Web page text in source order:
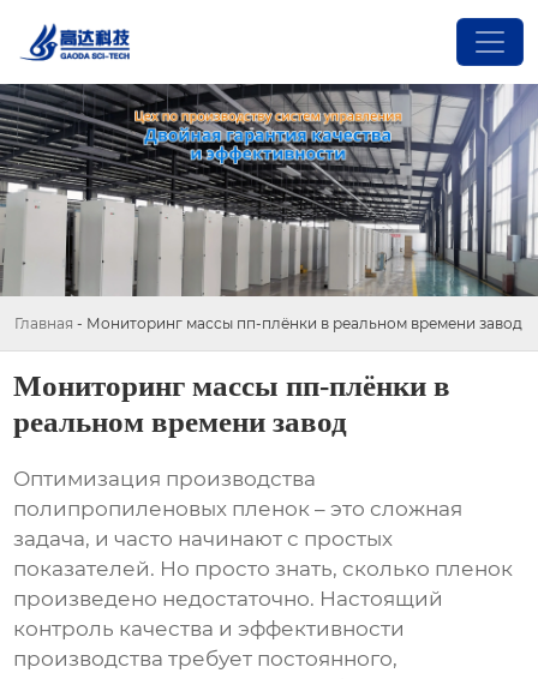
Главная - Мониторинг массы пп-плёнки в реальном времени завод
Мониторинг массы пп-плёнки в
реальном времени завод
Оптимизация производства
полипропиленовых пленок – это сложная
задача, и часто начинают с простых
показателей. Но просто знать, сколько пленок
произведено недостаточно. Настоящий
контроль качества и эффективности
производства требует постоянного,